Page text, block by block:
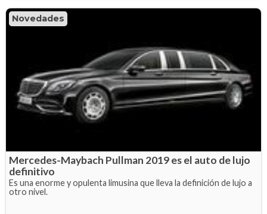
Novedades
Mercedes-Maybach Pullman 2019 es el auto de lujo
definitivo
Es una enorme y opulenta limusina que lleva la definición de lujo a
otro nivel.